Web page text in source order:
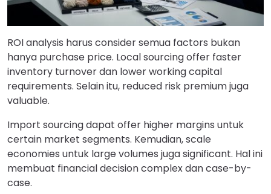
ROI analysis harus consider semua factors bukan
hanya purchase price. Local sourcing offer faster
inventory turnover dan lower working capital
requirements. Selain itu, reduced risk premium juga
valuable.
Import sourcing dapat offer higher margins untuk
certain market segments. Kemudian, scale
economies untuk large volumes juga significant. Hal ini
membuat financial decision complex dan case-by-
case.